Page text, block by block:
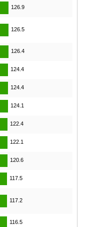
126.9
126.5
126.4
124.4
124.4
124.1
122.4
122.1
120.6
117.5
117.2
116.5